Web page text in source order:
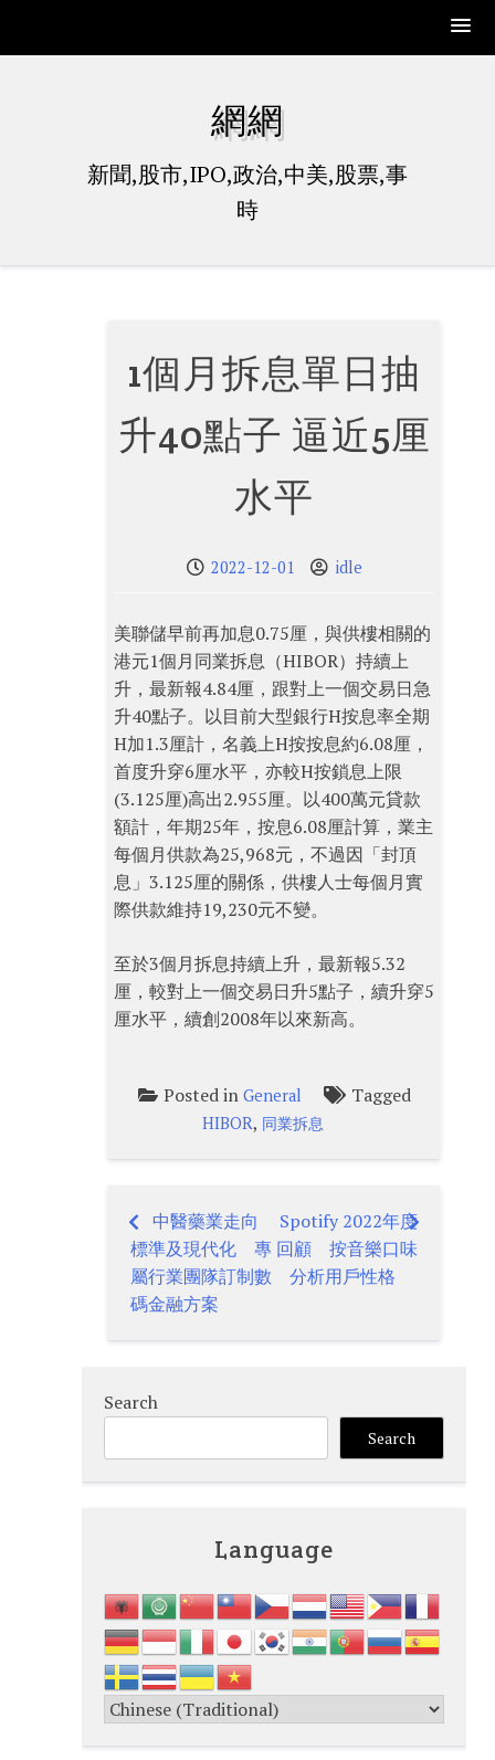
網網
新聞,股市,IPO,政治,中美,股票,事
時
1個月拆息單日抽
升40點子 逼近5厘
水平
2022-12-01 idle
美聯儲早前再加息0.75厘，與供樓相關的
港元1個月同業拆息（HIBOR）持續上
升，最新報4.84厘，跟對上一個交易日急
升40點子。以目前大型銀行H按息率全期
H加1.3厘計，名義上H按按息約6.08厘，
首度升穿6厘水平，亦較H按鎖息上限
(3.125厘)高出2.955厘。以400萬元貸款
額計，年期25年，按息6.08厘計算，業主
每個月供款為25,968元，不過因「封頂
息」3.125厘的關係，供樓人士每個月實
際供款維持19,230元不變。
至於3個月拆息持續上升，最新報5.32
厘，較對上一個交易日升5點子，續升穿5
厘水平，續創2008年以來新高。
Posted in General Tagged
HIBOR, 同業拆息
Post
navigation
中醫藥業走向
標準及現代化 專
屬行業團隊訂制數
碼金融方案
Spotify 2022年度
回顧 按音樂口味
分析用戶性格
Search
Search
Language